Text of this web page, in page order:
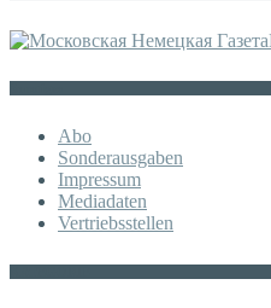
Abo
Sonderausgaben
Impressum
Mediadaten
Vertriebsstellen